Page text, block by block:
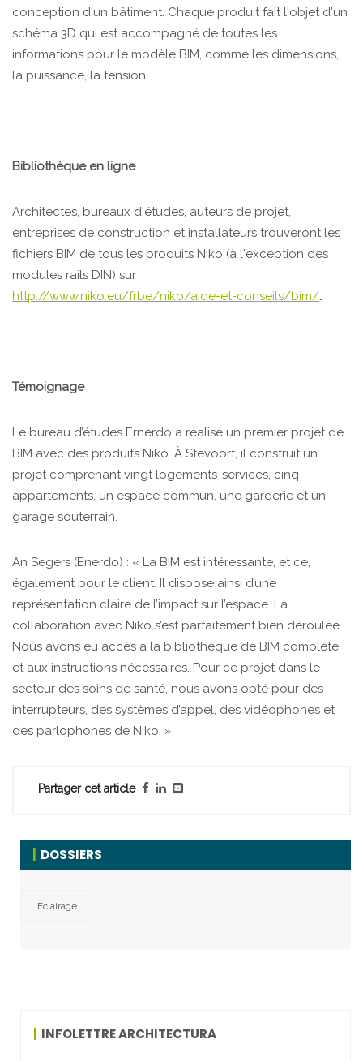
conception d'un bâtiment. Chaque produit fait l'objet d'un
schéma 3D qui est accompagné de toutes les
informations pour le modèle BIM, comme les dimensions,
la puissance, la tension…
Bibliothèque en ligne
Architectes, bureaux d'études, auteurs de projet,
entreprises de construction et installateurs trouveront les
fichiers BIM de tous les produits Niko (à l'exception des
modules rails DIN) sur
http://www.niko.eu/frbe/niko/aide-et-conseils/bim/.
Témoignage
Le bureau d’études Ernerdo a réalisé un premier projet de
BIM avec des produits Niko. À Stevoort, il construit un
projet comprenant vingt logements-services, cinq
appartements, un espace commun, une garderie et un
garage souterrain.
An Segers (Enerdo) : « La BIM est intéressante, et ce,
également pour le client. Il dispose ainsi d’une
représentation claire de l’impact sur l’espace. La
collaboration avec Niko s’est parfaitement bien déroulée.
Nous avons eu accès à la bibliothèque de BIM complète
et aux instructions nécessaires. Pour ce projet dans le
secteur des soins de santé, nous avons opté pour des
interrupteurs, des systèmes d’appel, des vidéophones et
des parlophones de Niko. »
Partager cet article
DOSSIERS
Éclairage
INFOLETTRE ARCHITECTURA